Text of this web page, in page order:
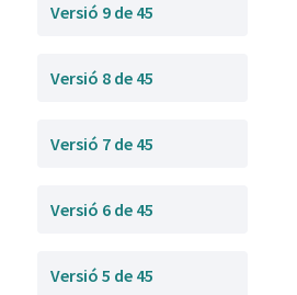
Versió 9 de 45
Versió 8 de 45
Versió 7 de 45
Versió 6 de 45
Versió 5 de 45